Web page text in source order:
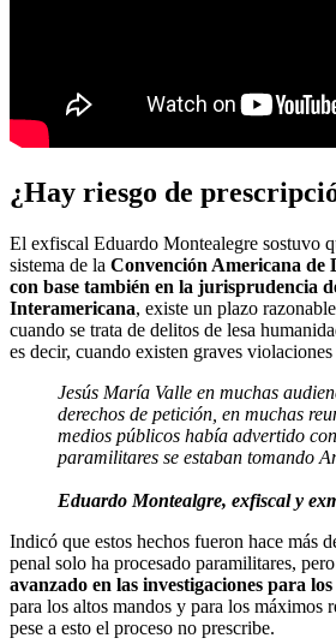
¿Hay riesgo de
El exfiscal Eduardo Montealegre sostuvo
sistema de la Convención Americana de
con base también en la jurisprudencia
Interamericana, existe un plazo
cuando se trata de delitos de lesa
es decir, cuando existen graves
Jesús María Valle en muchas
derechos de petición, en muchas
medios públicos había advertido
paramilitares se estaban tomando
Eduardo Montealgre, exfiscal y
Indicó que estos hechos fueron hace más
penal solo ha procesado paramilitares,
avanzado en las investigaciones para
para los altos mandos y para los máximos
pese a esto el proceso no prescribe.